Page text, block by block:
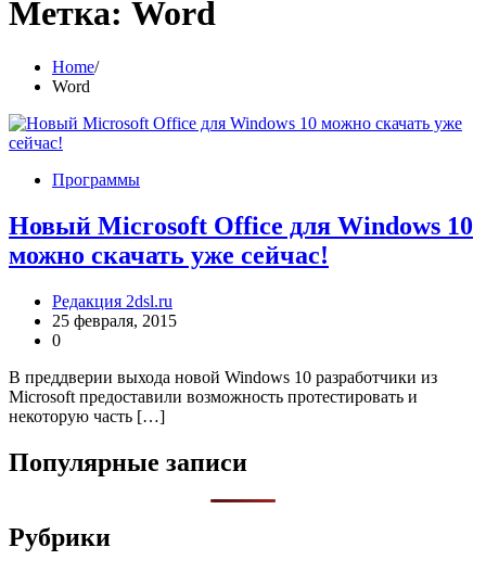
Метка: Word
Home
Word
Программы
Новый Microsoft Office для Windows 10
можно скачать уже сейчас!
Редакция 2dsl.ru
25 февраля, 2015
0
В преддверии выхода новой Windows 10 разработчики из
Microsoft предоставили возможность протестировать и
некоторую часть […]
Популярные записи
Рубрики